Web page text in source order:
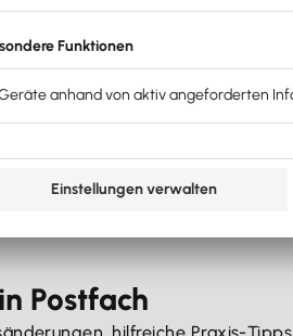
Postfach